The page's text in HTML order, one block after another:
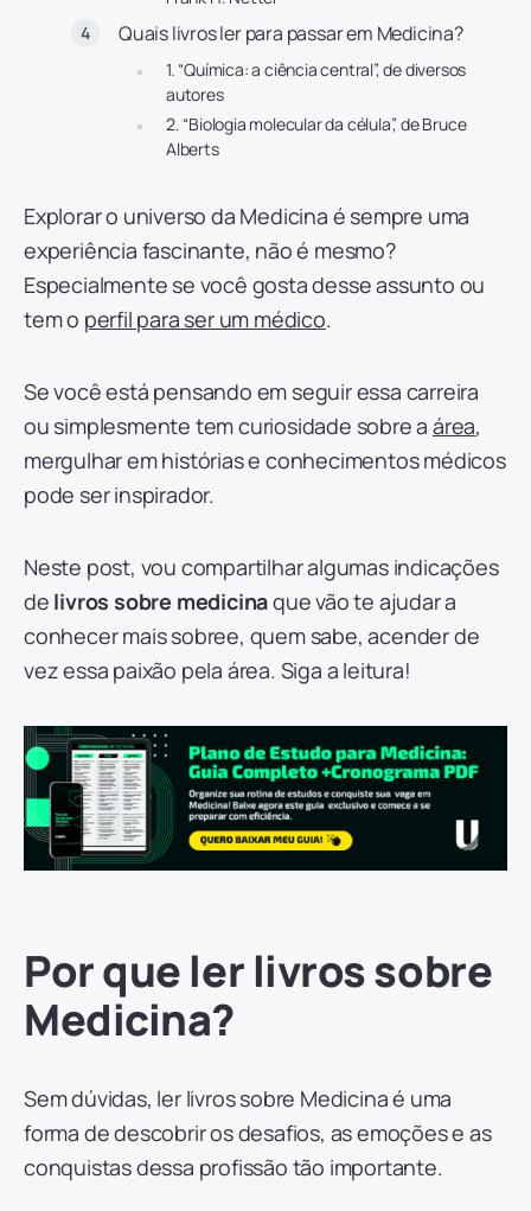
Quais livros ler para passar em Medicina?
1. “Química: a ciência central”, de diversos
autores
2. “Biologia molecular da célula”, de Bruce
Alberts
Explorar o universo da Medicina é sempre uma
experiência fascinante, não é mesmo?
Especialmente se você gosta desse assunto ou
tem o perfil para ser um médico.
Se você está pensando em seguir essa carreira
ou simplesmente tem curiosidade sobre a área,
mergulhar em histórias e conhecimentos médicos
pode ser inspirador.
Neste post, vou compartilhar algumas indicações
de livros sobre medicinaque vão te ajudar a
conhecer mais sobree, quem sabe, acender de
vez essa paixão pela área. Siga a leitura!
Por que ler livros sobre
Medicina?
Sem dúvidas, ler livros sobre Medicina é uma
forma de descobrir os desafios, as emoções e as
conquistas dessa profissão tão importante.